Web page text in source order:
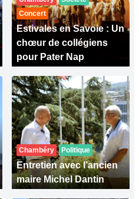
Concert
Estivales en Savoie : Un
chœur de collégiens
pour Pater Nap
Chambéry Politique
Entretien avec l’ancien
maire Michel Dantin